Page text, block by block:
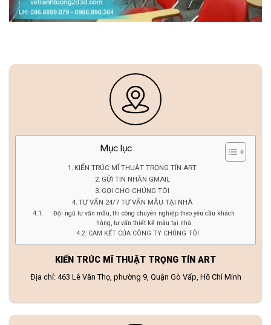
Mục lục
KIẾN TRÚC MĨ THUẬT TRỌNG TÍN ART
GỬI TIN NHẮN GMAIL
GỌI CHO CHÚNG TÔI
TƯ VẤN 24/7 TƯ VẤN MẪU TẠI NHÀ
Đội ngũ tư vấn mẫu, thi công chuyên nghiệp theo yêu cầu khách
hàng, tư vấn thiết kế mẫu tại nhà
CAM KẾT CỦA CÔNG TY CHÚNG TÔI
KIẾN TRÚC MĨ THUẬT TRỌNG TÍN ART
Địa chỉ: 463 Lê Văn Thọ, phường 9, Quận Gò Vấp, Hồ Chí Minh